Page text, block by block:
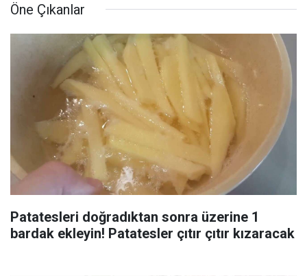
Öne Çıkanlar
Patatesleri doğradıktan sonra üzerine 1
bardak ekleyin! Patatesler çıtır çıtır kızaracak